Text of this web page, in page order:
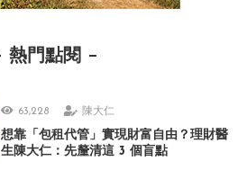
熱門點閱
63,228 陳大仁
想靠「包租代管」實現財富自由？理財醫
生陳大仁：先釐清這 3 個盲點